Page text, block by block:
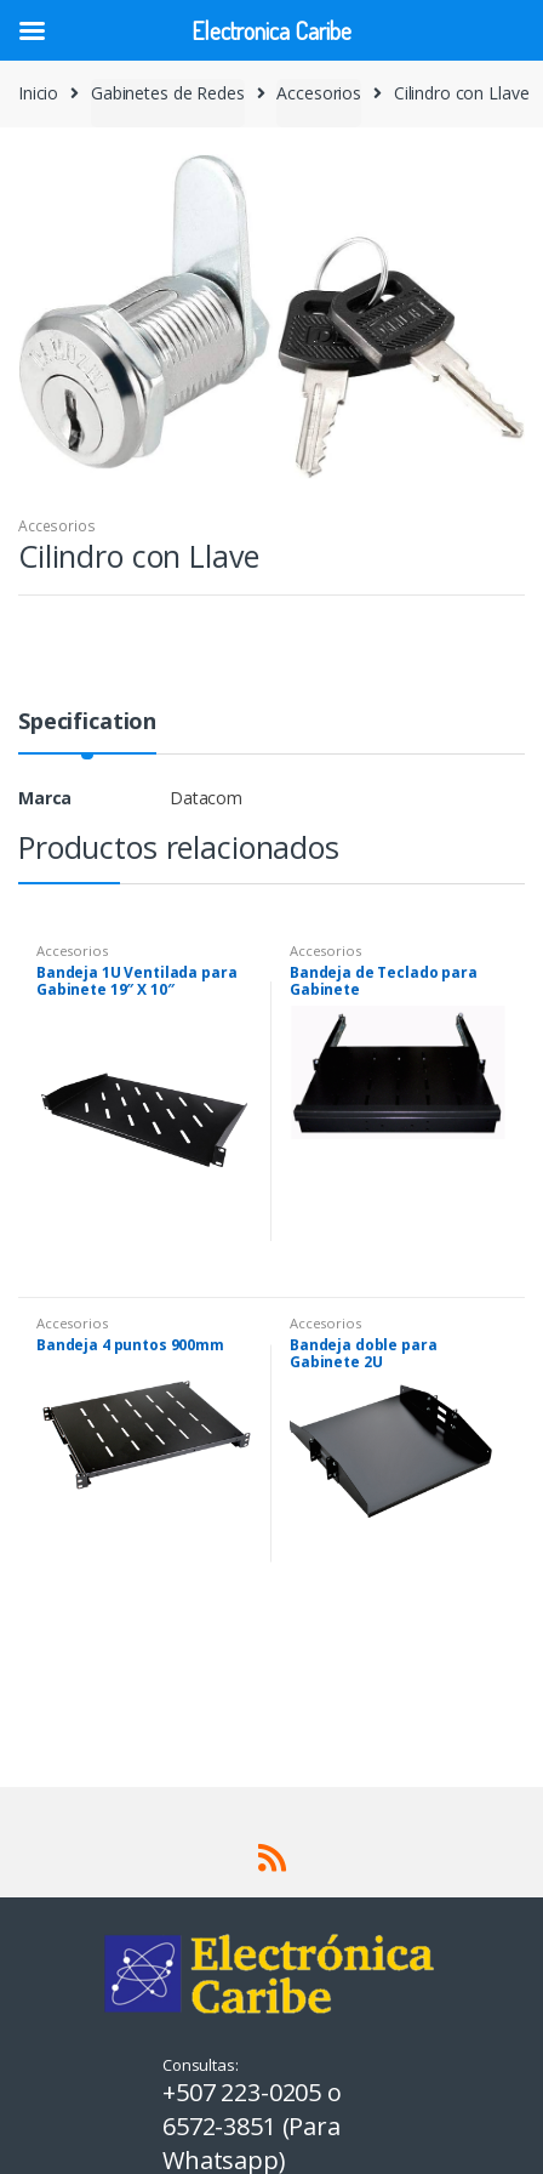
Inicio Gabinetes de Redes Accesorios Cilindro con Llave
Accesorios
Cilindro con Llave
Specification
Marca Datacom
Productos relacionados
Accesorios
Bandeja 1U Ventilada para
Gabinete 19″ X 10″
Accesorios
Bandeja de Teclado para
Gabinete
Accesorios
Bandeja 4 puntos 900mm
Accesorios
Bandeja doble para
Gabinete 2U
Consultas:
+507 223-0205 o
6572-3851 (Para
Whatsapp)
Electronica Caribe